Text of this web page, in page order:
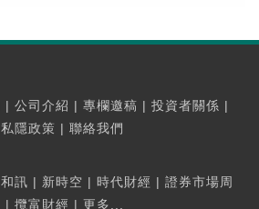
| 公司介紹 | 專欄邀稿 | 投資者關係 |
私隱政策 | 聯絡我們
和訊 | 新時空 | 時代財經 | 證券市場周
| 攬富財經 | 更多...